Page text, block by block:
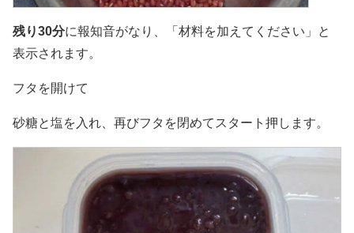
残り30分に報知音がなり、「材料を加えてください」と
表示されます。
フタを開けて
砂糖と塩を入れ、再びフタを閉めてスタート押します。